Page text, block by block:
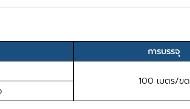
การบรรจุ
100 เมตร/ขด